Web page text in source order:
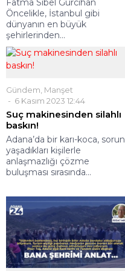
Fatma Sibel Gürcihan
Öncelikle, İstanbul gibi
dünyanın en büyük
şehirlerinden...
Gündem, Manşet
6 Kasım 2023 12:44
Suç makinesinden silahlı
baskın!
Adana’da bir karı-koca, sorun
yaşadıkları kişilerle
anlaşmazlığı çözme
buluşması sırasında...